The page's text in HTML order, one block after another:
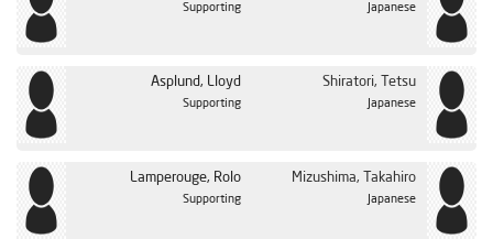
Supporting Japanese
Asplund, Lloyd
Supporting
Shiratori, Tetsu
Japanese
Lamperouge, Rolo
Supporting
Mizushima, Takahiro
Japanese